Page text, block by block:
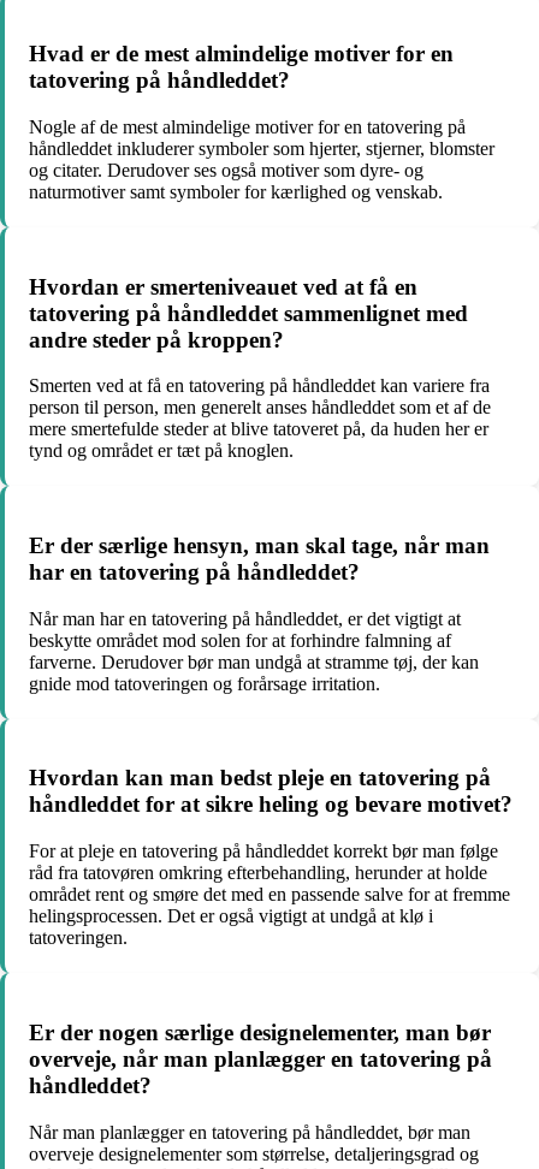
Hvad er de mest almindelige motiver for en
tatovering på håndleddet?
Nogle af de mest almindelige motiver for en tatovering på
håndleddet inkluderer symboler som hjerter, stjerner, blomster
og citater. Derudover ses også motiver som dyre- og
naturmotiver samt symboler for kærlighed og venskab.
Hvordan er smerteniveauet ved at få en
tatovering på håndleddet sammenlignet med
andre steder på kroppen?
Smerten ved at få en tatovering på håndleddet kan variere fra
person til person, men generelt anses håndleddet som et af de
mere smertefulde steder at blive tatoveret på, da huden her er
tynd og området er tæt på knoglen.
Er der særlige hensyn, man skal tage, når man
har en tatovering på håndleddet?
Når man har en tatovering på håndleddet, er det vigtigt at
beskytte området mod solen for at forhindre falmning af
farverne. Derudover bør man undgå at stramme tøj, der kan
gnide mod tatoveringen og forårsage irritation.
Hvordan kan man bedst pleje en tatovering på
håndleddet for at sikre heling og bevare motivet?
For at pleje en tatovering på håndleddet korrekt bør man følge
råd fra tatovøren omkring efterbehandling, herunder at holde
området rent og smøre det med en passende salve for at fremme
helingsprocessen. Det er også vigtigt at undgå at klø i
tatoveringen.
Er der nogen særlige designelementer, man bør
overveje, når man planlægger en tatovering på
håndleddet?
Når man planlægger en tatovering på håndleddet, bør man
overveje designelementer som størrelse, detaljeringsgrad og